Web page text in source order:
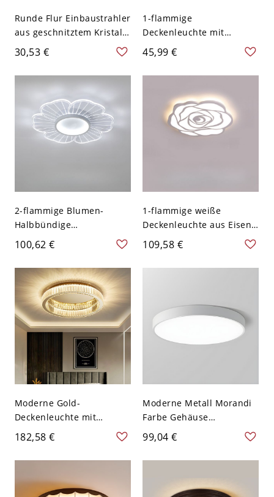
Runde Flur Einbaustrahler
aus geschnitztem Kristall,
modernes LED-
Deckenlicht in Klar - 110V-
120V Transparenz
Weißlicht
30,53 €
1-flammige
Deckenleuchte mit
Blumenmotiv, Schirm aus
Kreidepolymer, fest
verdrahtet - 110V-120V
45,99 €
2-flammige Blumen-
Halbbündige
Deckenleuchte, moderner
Stil - 110V-120V 52,07 cm
Weißlicht
100,62 €
1-flammige weiße
Deckenleuchte aus Eisen
im floralen Design - 110V-
120V 16,54 Zoll (42 cm)
109,58 €
Moderne Gold-
Deckenleuchte mit
Kreisförmigen Kristallen
und klarem Glasschirm -
110V-120V 59,69 cm
182,58 €
Moderne Metall Morandi
Farbe Gehäuse
Deckenleuchte Rund
Schirm LED 1-Licht
Deckenlampe - Weiß
Weißlicht
99,04 €